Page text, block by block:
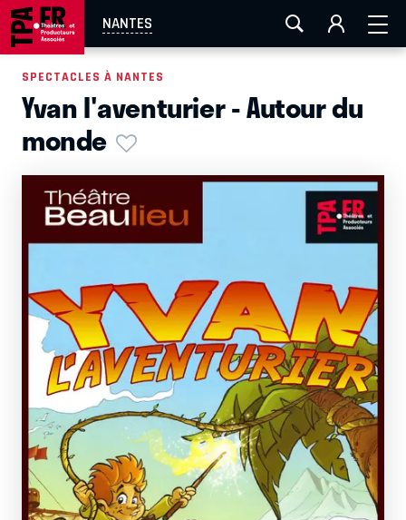
NANTES
AIX-MARSEILLE AURAY LA ROCHELLE
EN TOURNÉE
SPECTACLES À NANTES
Yvan l'aventurier - Autour du
monde